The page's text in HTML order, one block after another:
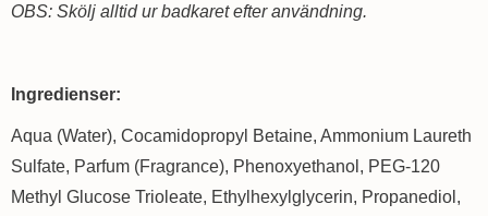
OBS: Skölj alltid ur badkaret efter användning.
Ingredienser:
Aqua (Water), Cocamidopropyl Betaine, Ammonium Laureth
Sulfate, Parfum (Fragrance), Phenoxyethanol, PEG-120
Methyl Glucose Trioleate, Ethylhexylglycerin, Propanediol,